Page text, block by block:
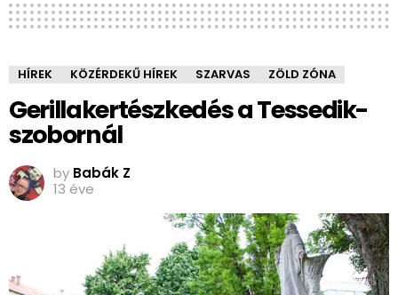
HÍREK KÖZÉRDEKŰ HÍREK SZARVAS ZÖLD ZÓNA
Gerillakertészkedés a Tessedik-
szobornál
by Babák Z
13 éve